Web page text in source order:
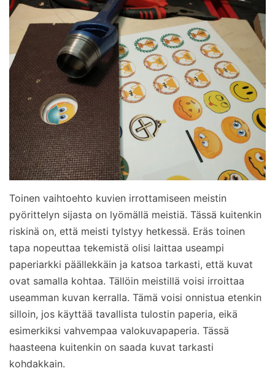
Toinen vaihtoehto kuvien irrottamiseen meistin
pyörittelyn sijasta on lyömällä meistiä. Tässä kuitenkin
riskinä on, että meisti tylstyy hetkessä. Eräs toinen
tapa nopeuttaa tekemistä olisi laittaa useampi
paperiarkki päällekkäin ja katsoa tarkasti, että kuvat
ovat samalla kohtaa. Tällöin meistillä voisi irroittaa
useamman kuvan kerralla. Tämä voisi onnistua etenkin
silloin, jos käyttää tavallista tulostin paperia, eikä
esimerkiksi vahvempaa valokuvapaperia. Tässä
haasteena kuitenkin on saada kuvat tarkasti
kohdakkain.